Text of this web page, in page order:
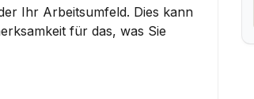
Ihr Arbeitsumfeld. Dies kann
für das, was Sie